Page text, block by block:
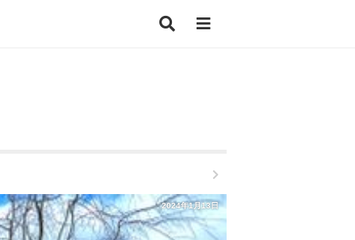
2024年1月13日